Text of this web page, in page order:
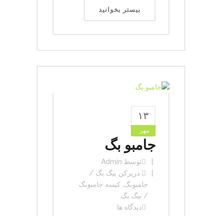
بیستر بخوانید
۱۳
مهر
جامبو بگ
توسط Admin
در پرکن بیگ بگ /
جامبوبگ کیسه جامبوبگ
/ بیگ بگ
دیدگاه ها